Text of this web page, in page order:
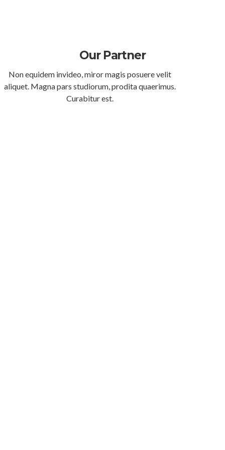
Our Partner
Non equidem invideo, miror magis posuere velit
aliquet. Magna pars studiorum, prodita quaerimus.
Curabitur est.